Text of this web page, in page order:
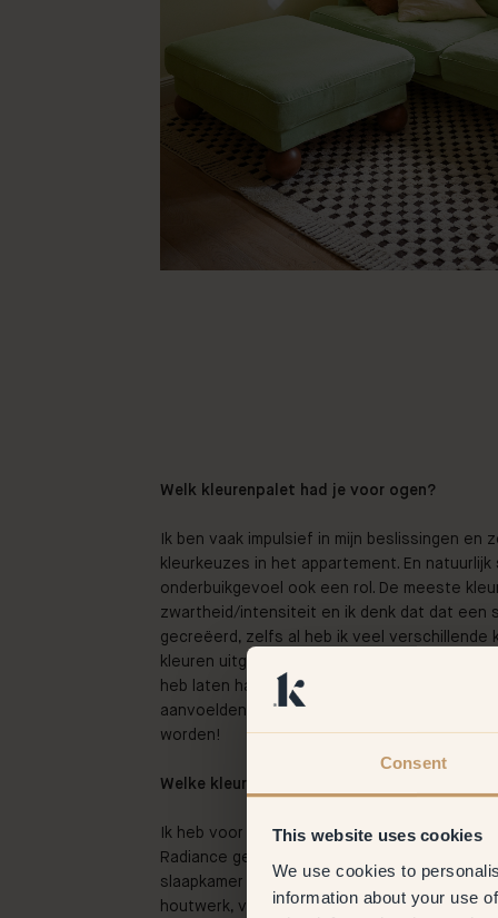
Consent
This website uses cookies
We use cookies to
information about your use
Welk kleurenpalet had je voor ogen?
Ik ben vaak impulsief in mijn beslissingen
kleurkeuzes in het appartement. En natuurlijk
onderbuikgevoel ook een rol. De meeste
zwartheid/intensiteit en ik denk dat dat een
gecreëerd, zelfs al heb ik veel verschillende
kleuren uitgeprobeerd met behulp van
heb laten hangen. Daarna haalde ik de
aanvoelden weg, tot ik er nog een of twee
worden!
Welke kleuren heb je gekozen en waarom?
Ik heb voor zowel de muren als de kast in de
Radiance gebruikt, een perfect geel waar ik
slaapkamer heb ik 33
op de muren en
houtwerk, voor een ton-sur-ton effect.